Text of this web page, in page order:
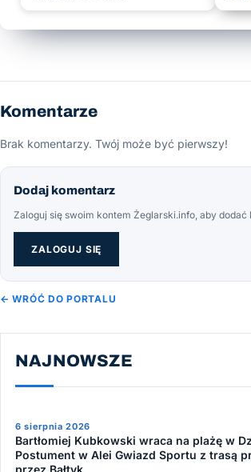
Komentarze
Brak komentarzy. Twój może być pierwszy!
Dodaj komentarz
Zaloguj się swoim kontem Żeglarski.info, aby dodać
ZALOGUJ SIĘ
← WRÓĆ DO PORTALU
NAJNOWSZE
6 sierpnia 2026
Bartłomiej Kubkowski wraca na plażę w
Postument w Alei Gwiazd Sportu z trasą
przez Bałtyk